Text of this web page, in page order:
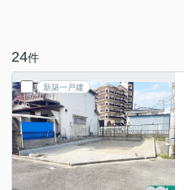
24件
新築一戸建